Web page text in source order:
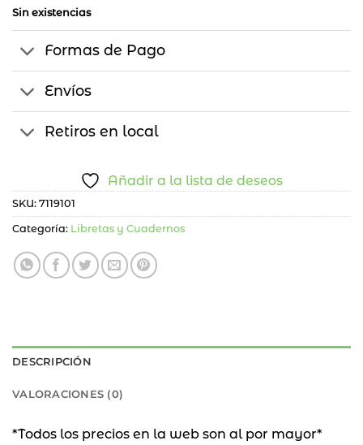
Sin existencias
Formas de Pago
Envíos
Retiros en local
Añadir a la lista de deseos
SKU: 7119101
Categoría: Libretas y Cuadernos
DESCRIPCIÓN
VALORACIONES (0)
*Todos los precios en la web son al por mayor*